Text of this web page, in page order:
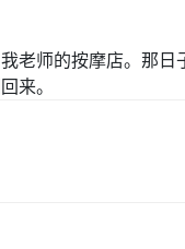
老师的按摩店。那
来。